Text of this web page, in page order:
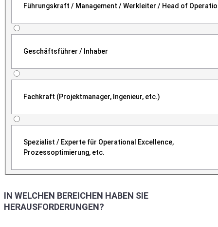
Führungskraft / Management / Werkleiter / Head of
Geschäftsführer / Inhaber
Fachkraft (Projektmanager, Ingenieur, etc.)
Spezialist / Experte für Operational Excellence,
Prozessoptimierung, etc.
IN WELCHEN BEREICHEN HABEN SIE
HERAUSFORDERUNGEN?